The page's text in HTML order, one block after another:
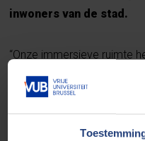
inwoners van de stad.
“Onze immersieve ruimte
Augmented Virtual
er zullen maken, zullen
situaties in Brussel met
datasets, kunnen we een